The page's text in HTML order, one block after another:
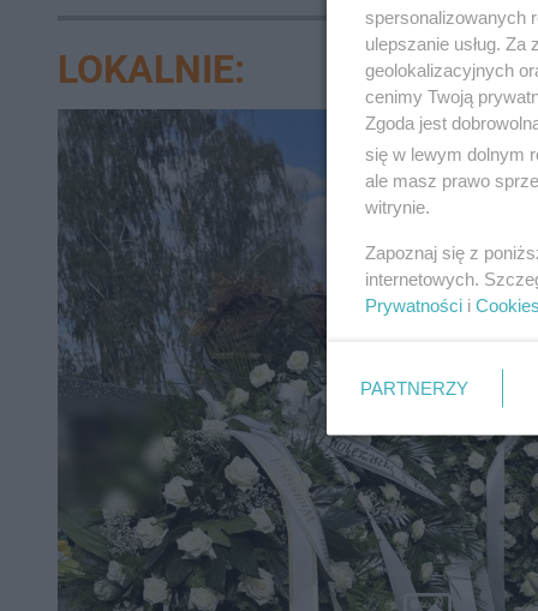
LOKALNIE:
spersonalizowanych
ulepszanie usług.
geolokalizacyjnych
cenimy Twoją
Zgoda jest
się w lewym dolnym
ale masz prawo
witrynie.
Zapoznaj się z
internetowych.
Prywatności i Cookies
PARTNERZY